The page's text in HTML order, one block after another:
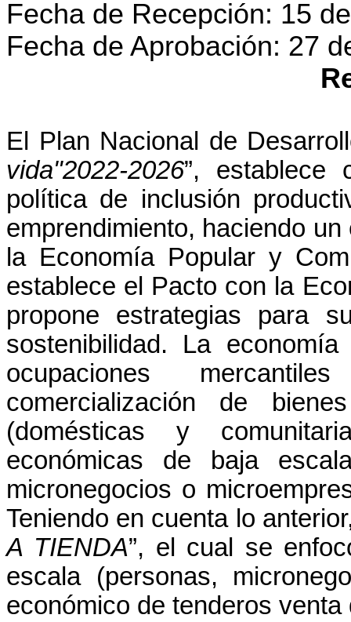
Fecha de Recepción: 15
Fecha de Aprobación: 27
El Plan Nacional de
vida"2022-2026”, establece
política de inclusión
emprendimiento, haciendo
la Economía Popular y
establece el Pacto con la
propone estrategias para
sostenibilidad. La
ocupaciones
comercialización de
(domésticas y
económicas de baja
micronegocios o
Teniendo en cuenta lo
A TIENDA”, el cual se
escala (personas,
económico de tenderos